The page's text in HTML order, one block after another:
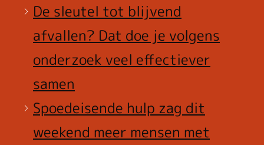
De sleutel tot blijvend
afvallen? Dat doe je volgens
onderzoek veel effectiever
samen
Spoedeisende hulp zag dit
weekend meer mensen met